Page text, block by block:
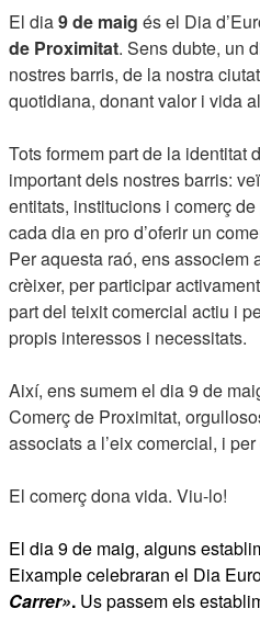
El dia9 de maig és el Dia
de Proximitat. Sens dubte, un
nostres barris, de la nostra
quotidiana, donant valor i vida
Tots formem part de la identitat
important dels nostres barris:
entitats, institucions i comerç
cada dia en pro d’oferir un
Per aquesta raó, ens associem
crèixer, per participar
part del teixit comercial actiu i
propis interessos i necessitats.
Així, ens sumem el dia 9 de
Comerç de Proximitat,
associats a l’eix comercial, i
El comerç dona vida. Viu-lo!
El dia 9 de maig, alguns
Eixample celebraran el Dia
Carrer». Us passem els